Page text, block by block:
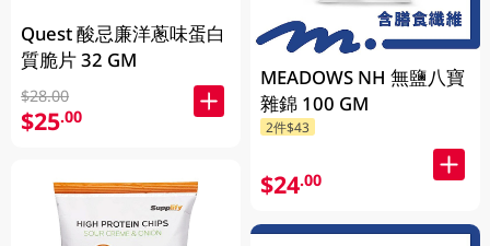
Quest 酸忌廉洋蔥味蛋白
質脆片 32 GM
$28.00
$25.00
MEADOWS NH 無鹽八寶
雜錦 100 GM
2件$43
$24.00